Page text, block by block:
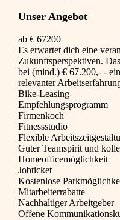
Unser Angebot
ab € 67200
Es erwartet dich eine
Zukunftsperspektiven.
bei (mind.) € 67.200,- -
relevanter
Bike-Leasing
Empfehlungsprogramm
Firmenkoch
Fitnessstudio
Flexible
Guter Teamspirit und
Homeofficemöglichkeit
Jobticket
Kostenlose
Mitarbeiterrabatte
Nachhaltiger Arbeitgeber
Offene